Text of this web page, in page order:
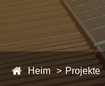
Heim Projekte